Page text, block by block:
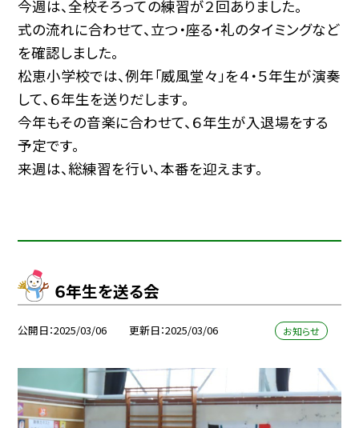
今週は、全校そろっての練習が２回ありました。
式の流れに合わせて、立つ・座る・礼のタイミングなど
を確認しました。
松恵小学校では、例年「威風堂々」を４・５年生が演奏
して、６年生を送りだします。
今年もその音楽に合わせて、６年生が入退場をする
予定です。
来週は、総練習を行い、本番を迎えます。
６年生を送る会
公開日 2025/03/06 更新日 2025/03/06 お知らせ